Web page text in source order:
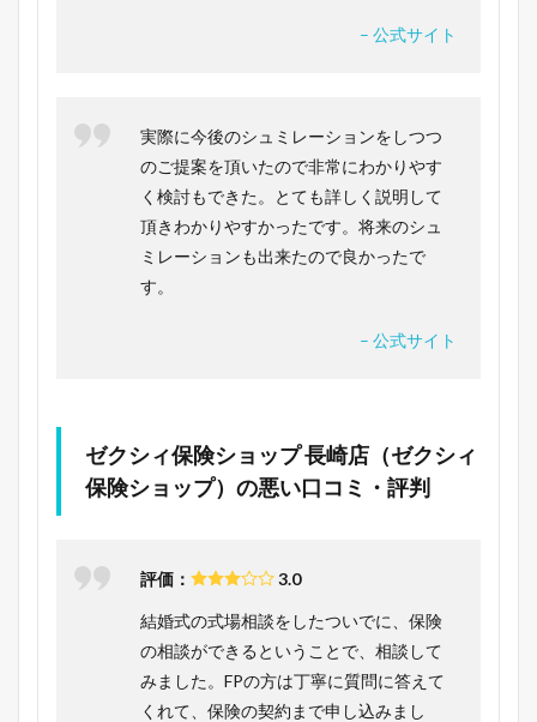
– 公式サイト
実際に今後のシュミレーションをしつつ
のご提案を頂いたので非常にわかりやす
く検討もできた。とても詳しく説明して
頂きわかりやすかったです。将来のシュ
ミレーションも出来たので良かったで
す。
– 公式サイト
ゼクシィ保険ショップ 長崎店（ゼクシィ
保険ショップ）の悪い口コミ・評判
評価： 3.0
結婚式の式場相談をしたついでに、保険
の相談ができるということで、相談して
みました。FPの方は丁寧に質問に答えて
くれて、保険の契約まで申し込みまし